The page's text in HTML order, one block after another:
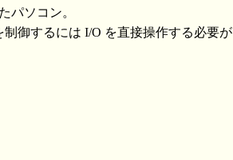
パソコン。
御するには I/O を直接操作する必要が